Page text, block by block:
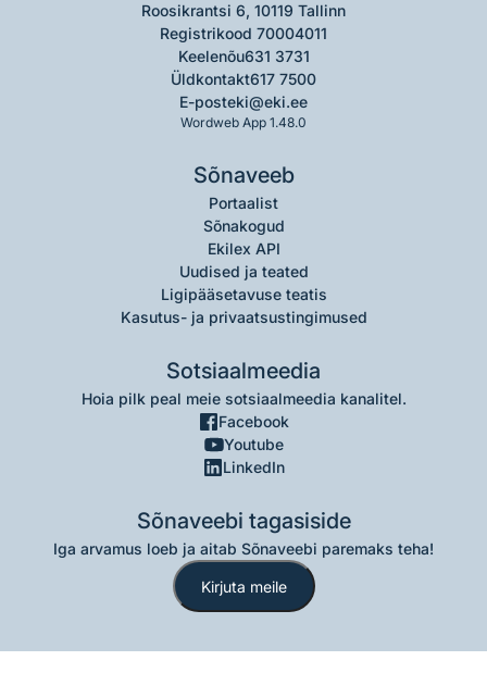
Roosikrantsi 6, 10119 Tallinn
Registrikood 70004011
Keelenõu631 3731
Üldkontakt617 7500
E-posteki@eki.ee
Wordweb App 1.48.0
Sõnaveeb
Portaalist
Sõnakogud
Ekilex API
Uudised ja teated
Ligipääsetavuse teatis
Kasutus- ja privaatsustingimused
Sotsiaalmeedia
Hoia pilk peal meie sotsiaalmeedia kanalitel.
Facebook
Youtube
LinkedIn
Sõnaveebi tagasiside
Iga arvamus loeb ja aitab Sõnaveebi paremaks teha!
Kirjuta meile